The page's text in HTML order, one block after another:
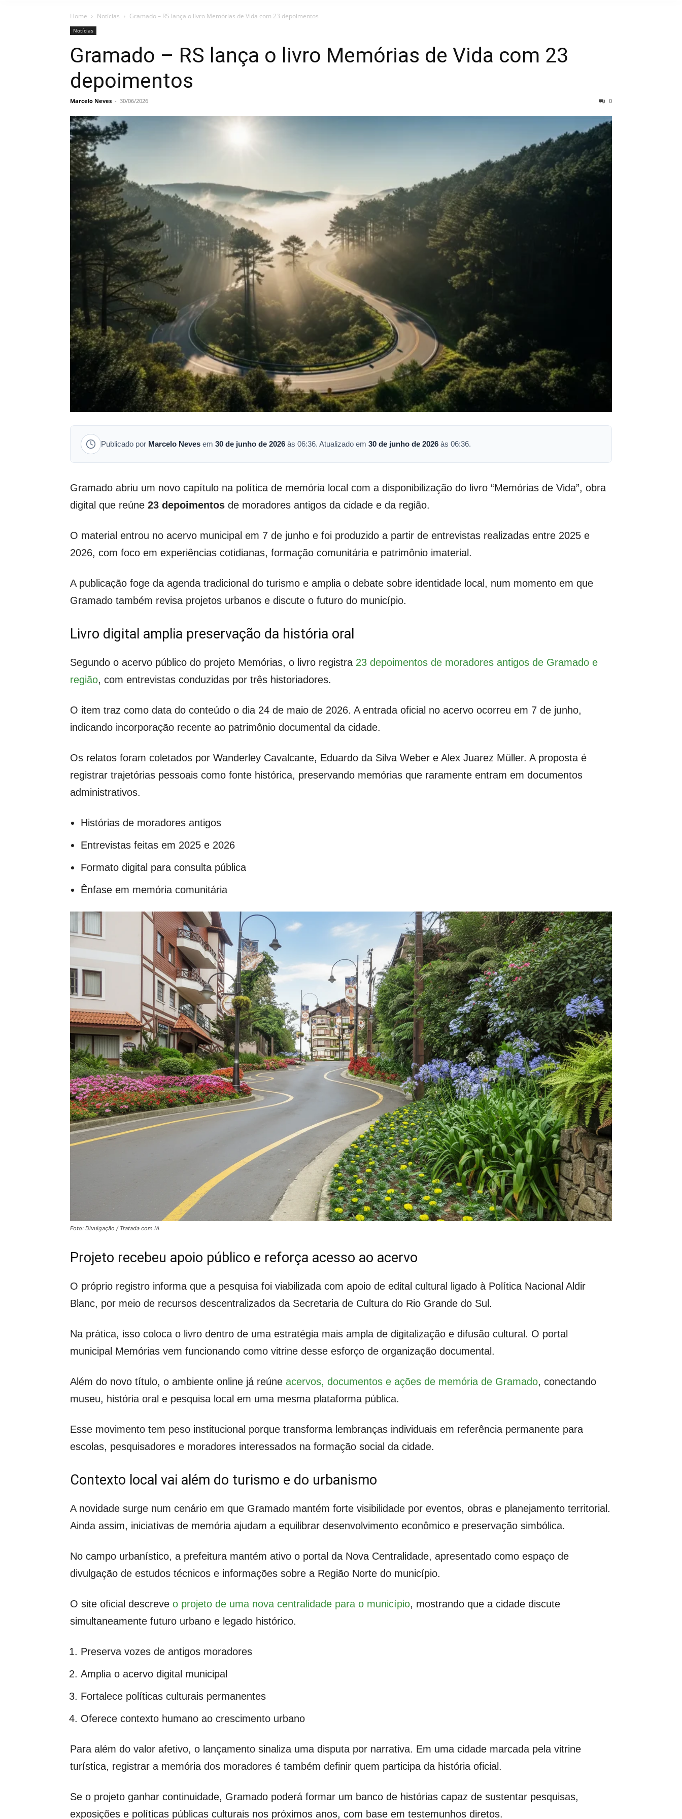
Home Notícias Gramado – RS lança o livro Memórias de Vida com 23 depoimentos
Notícias
Gramado – RS lança o livro Memórias de Vida com 23
depoimentos
Marcelo Neves - 30/06/2026 0
Publicado por Marcelo Neves em 30 de junho de 2026 às 06:36. Atualizado em 30 de junho de 2026 às 06:36.
Gramado abriu um novo capítulo na política de memória local com a disponibilização do livro “Memórias de Vida”, obra
digital que reúne 23 depoimentos de moradores antigos da cidade e da região.
O material entrou no acervo municipal em 7 de junho e foi produzido a partir de entrevistas realizadas entre 2025 e
2026, com foco em experiências cotidianas, formação comunitária e patrimônio imaterial.
A publicação foge da agenda tradicional do turismo e amplia o debate sobre identidade local, num momento em que
Gramado também revisa projetos urbanos e discute o futuro do município.
Livro digital amplia preservação da história oral
Segundo o acervo público do projeto Memórias, o livro registra 23 depoimentos de moradores antigos de Gramado e
região, com entrevistas conduzidas por três historiadores.
O item traz como data do conteúdo o dia 24 de maio de 2026. A entrada oficial no acervo ocorreu em 7 de junho,
indicando incorporação recente ao patrimônio documental da cidade.
Os relatos foram coletados por Wanderley Cavalcante, Eduardo da Silva Weber e Alex Juarez Müller. A proposta é
registrar trajetórias pessoais como fonte histórica, preservando memórias que raramente entram em documentos
administrativos.
Histórias de moradores antigos
Entrevistas feitas em 2025 e 2026
Formato digital para consulta pública
Ênfase em memória comunitária
Foto: Divulgação / Tratada com IA
Projeto recebeu apoio público e reforça acesso ao acervo
O próprio registro informa que a pesquisa foi viabilizada com apoio de edital cultural ligado à Política Nacional Aldir
Blanc, por meio de recursos descentralizados da Secretaria de Cultura do Rio Grande do Sul.
Na prática, isso coloca o livro dentro de uma estratégia mais ampla de digitalização e difusão cultural. O portal
municipal Memórias vem funcionando como vitrine desse esforço de organização documental.
Além do novo título, o ambiente online já reúne acervos, documentos e ações de memória de Gramado, conectando
museu, história oral e pesquisa local em uma mesma plataforma pública.
Esse movimento tem peso institucional porque transforma lembranças individuais em referência permanente para
escolas, pesquisadores e moradores interessados na formação social da cidade.
Contexto local vai além do turismo e do urbanismo
A novidade surge num cenário em que Gramado mantém forte visibilidade por eventos, obras e planejamento territorial.
Ainda assim, iniciativas de memória ajudam a equilibrar desenvolvimento econômico e preservação simbólica.
No campo urbanístico, a prefeitura mantém ativo o portal da Nova Centralidade, apresentado como espaço de
divulgação de estudos técnicos e informações sobre a Região Norte do município.
O site oficial descreve o projeto de uma nova centralidade para o município, mostrando que a cidade discute
simultaneamente futuro urbano e legado histórico.
Preserva vozes de antigos moradores
Amplia o acervo digital municipal
Fortalece políticas culturais permanentes
Oferece contexto humano ao crescimento urbano
Para além do valor afetivo, o lançamento sinaliza uma disputa por narrativa. Em uma cidade marcada pela vitrine
turística, registrar a memória dos moradores é também definir quem participa da história oficial.
Se o projeto ganhar continuidade, Gramado poderá formar um banco de histórias capaz de sustentar pesquisas,
exposições e políticas públicas culturais nos próximos anos, com base em testemunhos diretos.